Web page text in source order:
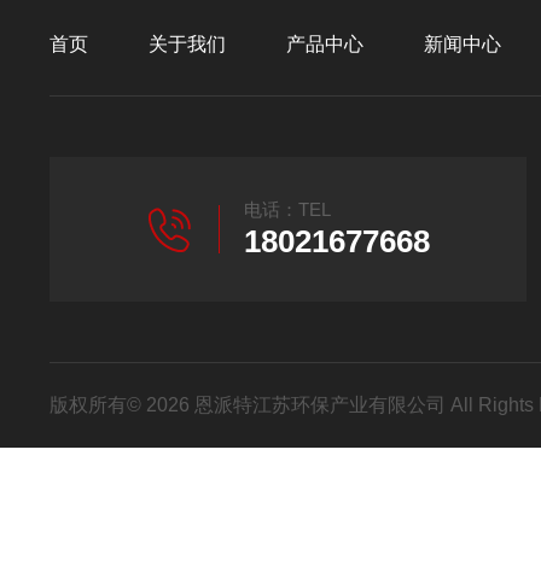
首页 关于我们 产品中心 新闻中心
电话：TEL
18021677668
版权所有© 2026 恩派特江苏环保产业有限公司 All